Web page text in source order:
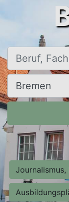
Beruf,
Ort, Stadt
Journalismus,